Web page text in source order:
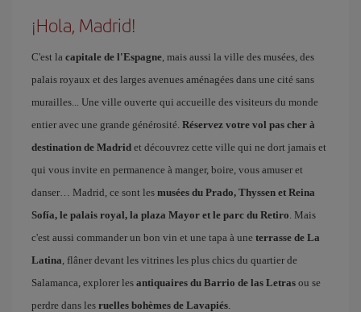
¡Hola, Madrid!
C'est la capitale de l'Espagne, mais aussi la ville des musées, des
palais royaux et des larges avenues aménagées dans une cité sans
murailles... Une ville ouverte qui accueille des visiteurs du monde
entier avec une grande générosité. Réservez votre vol pas cher à
destination de Madrid et découvrez cette ville qui ne dort jamais et
qui vous invite en permanence à manger, boire, vous amuser et
danser… Madrid, ce sont les musées du Prado, Thyssen et Reina
Sofía, le palais royal, la plaza Mayor et le parc du Retiro. Mais
c'est aussi commander un bon vin et une tapa à une terrasse de La
Latina, flâner devant les vitrines les plus chics du quartier de
Salamanca, explorer les antiquaires du Barrio de las Letras ou se
perdre dans les ruelles bohèmes de Lavapiés.